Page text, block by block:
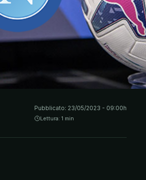
Pubblicato: 23/05/2023 - 09:00h
Lettura: 1 min